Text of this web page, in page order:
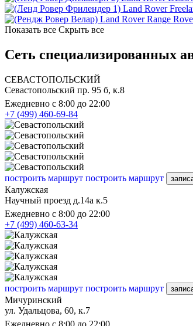
Land Rover
Land Rover Range
Показать все Скрыть все
Сеть специализированных
СЕВАСТОПОЛЬСКИЙ
Севастопольский пр. 95 б, к.8
Ежедневно с 8:00 до 22:00
+7 (499) 460-69-84
построить маршрут построить маршрут
Калужская
Научный проезд д.14а к.5
Ежедневно с 8:00 до 22:00
+7 (499) 460-63-34
построить маршрут построить маршрут
Мичуринский
ул. Удальцова, 60, к.7
Ежедневно с 8:00 до 22:00